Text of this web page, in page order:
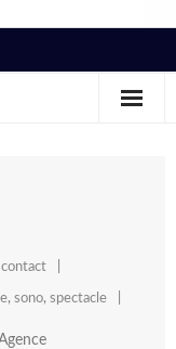
contact
, sono, spectacle